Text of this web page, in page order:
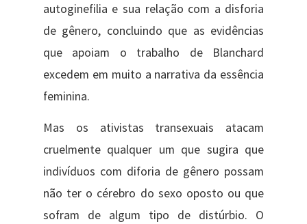
autoginefilia e sua relação com a disforia
de gênero, concluindo que as evidências
que apoiam o trabalho de Blanchard
excedem em muito a narrativa da essência
feminina.
Mas os ativistas transexuais atacam
cruelmente qualquer um que sugira que
indivíduos com diforia de gênero possam
não ter o cérebro do sexo oposto ou que
sofram de algum tipo de distúrbio. O